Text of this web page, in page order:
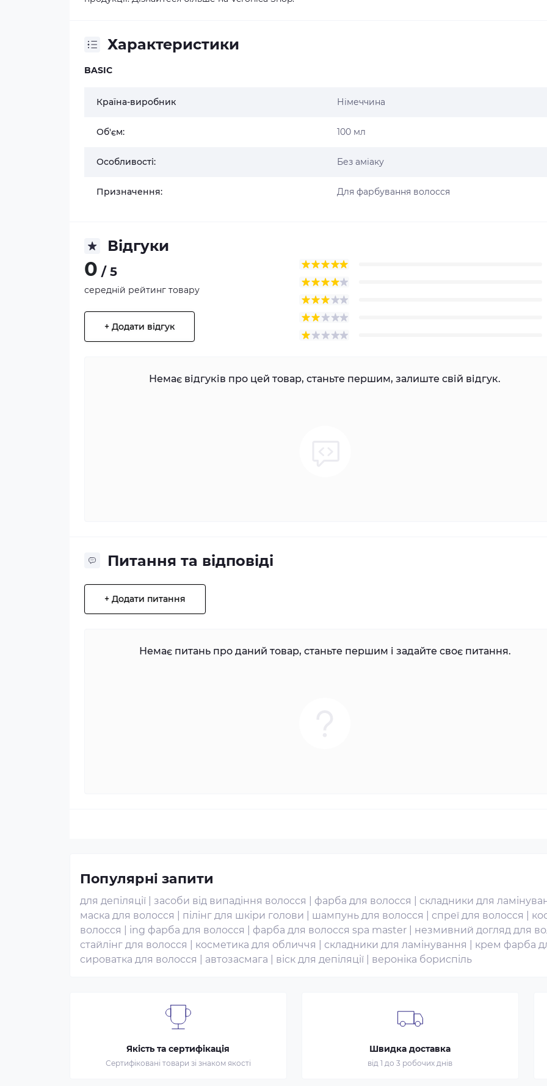
Характеристики
BASIC
Країна-виробник Німеччина
Об'єм: 100 мл
Особливості: Без аміаку
Призначення: Для фарбування волосся
Відгуки
0 / 5
середній рейтинг товару
+ Додати відгук
Немає відгуків про цей товар, станьте першим, залиште свій відгук.
Питання та відповіді
+ Додати питання
Немає питань про даний товар, станьте першим і задайте своє питання.
Популярні запити
для депіляції засоби від випадіння волосся фарба для волосся
складники для
маска для волосся
пілінг для шкіри голови шампунь для волосся спреї для волосся
волосся
ing фарба для волосся фарба для волосся spa master
незмивний догляд для
стайлінг для волосся
косметика для обличчя складники для ламінування
крем фарба
сироватка для волосся
автозасмага віск для депіляції вероніка бориспіль
Якість та сертифікація
Сертифіковані товари зі знаком якості
Швидка доставка
від 1 до 3 робочих днів